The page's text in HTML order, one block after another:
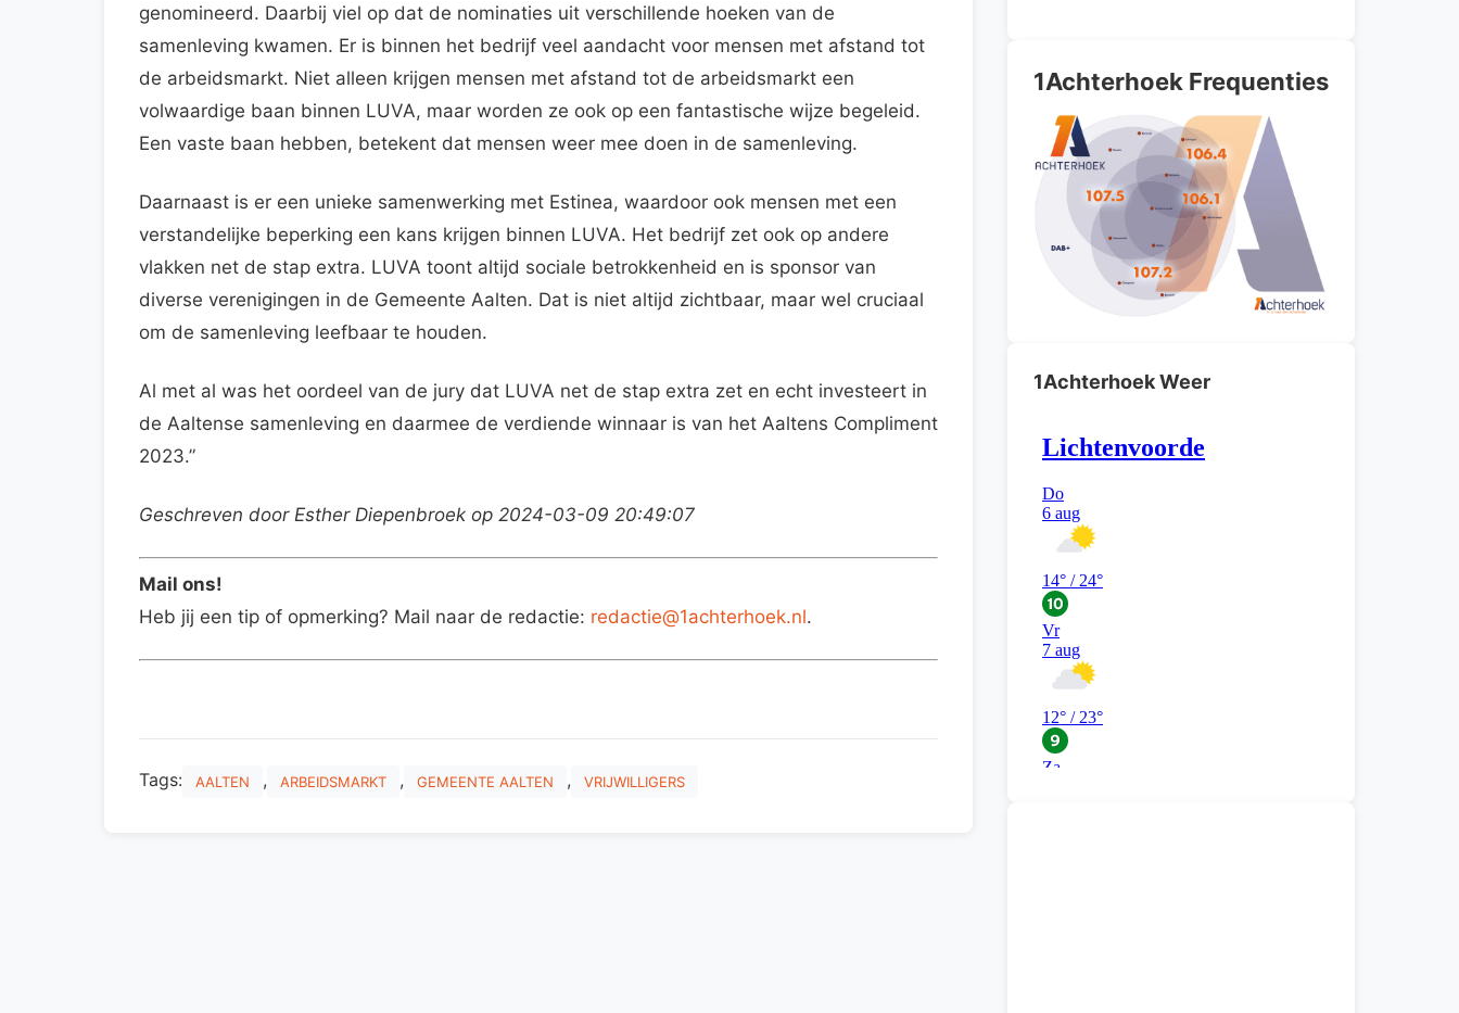
genomineerd. Daarbij viel op dat de nominaties uit verschillende hoeken van de
samenleving kwamen. Er is binnen het bedrijf veel aandacht voor mensen met afstand tot
de arbeidsmarkt. Niet alleen krijgen mensen met afstand tot de arbeidsmarkt een
volwaardige baan binnen LUVA, maar worden ze ook op een fantastische wijze begeleid.
Een vaste baan hebben, betekent dat mensen weer mee doen in de samenleving.
Daarnaast is er een unieke samenwerking met Estinea, waardoor ook mensen met een
verstandelijke beperking een kans krijgen binnen LUVA. Het bedrijf zet ook op andere
vlakken net de stap extra. LUVA toont altijd sociale betrokkenheid en is sponsor van
diverse verenigingen in de Gemeente Aalten. Dat is niet altijd zichtbaar, maar wel cruciaal
om de samenleving leefbaar te houden.
Al met al was het oordeel van de jury dat LUVA net de stap extra zet en echt investeert in
de Aaltense samenleving en daarmee de verdiende winnaar is van het Aaltens Compliment
2023.”
Geschreven door Esther Diepenbroek op 2024-03-09 20:49:07
Mail ons!
Heb jij een tip of opmerking? Mail naar de redactie: redactie@1achterhoek.nl.
Tags: AALTEN , ARBEIDSMARKT , GEMEENTE AALTEN , VRIJWILLIGERS
1Achterhoek Frequenties
1Achterhoek Weer